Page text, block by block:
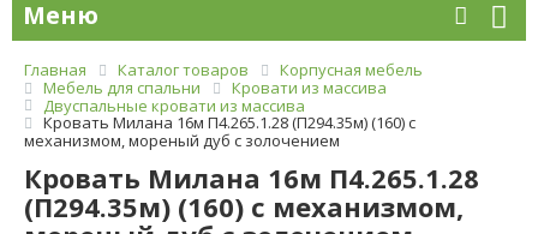
Меню
Главная Каталог товаров
Корпусная мебель
Мебель для спальни
Кровати из массива
Двуспальные кровати из массива
Кровать Милана 16м П4.265.1.28 (П294.35м) (160) с
механизмом, мореный дуб с золочением
Кровать Милана 16м П4.265.1.28
(П294.35м) (160) с механизмом,